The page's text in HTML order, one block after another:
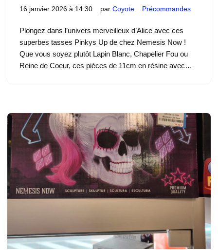
16 janvier 2026 à 14:30 par Coyote Précommandes
Plongez dans l’univers merveilleux d’Alice avec ces
superbes tasses Pinkys Up de chez Nemesis Now !
Que vous soyez plutôt Lapin Blanc, Chapelier Fou ou
Reine de Coeur, ces pièces de 11cm en résine avec…